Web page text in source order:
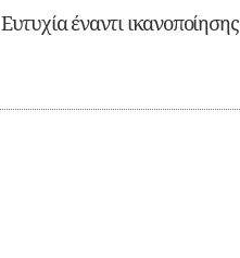
Ευτυχία έναντι ικανοποίησης